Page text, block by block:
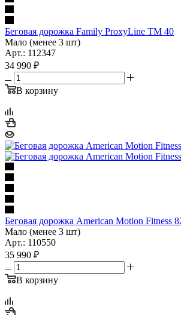
Беговая дорожка Family ProxyLine TM 40
Мало (менее 3 шт)
Арт.: 112347
34 990 ₽
В корзину
Беговая дорожка American Motion Fitness
Мало (менее 3 шт)
Арт.: 110550
35 990 ₽
В корзину